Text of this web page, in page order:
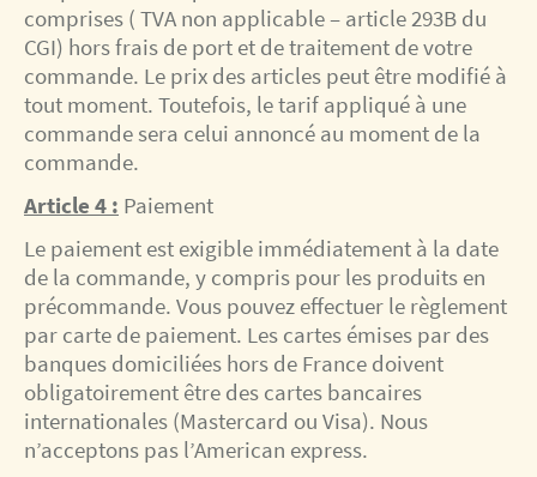
comprises ( TVA non applicable – article 293B du
CGI) hors frais de port et de traitement de votre
commande. Le prix des articles peut être modifié à
tout moment. Toutefois, le tarif appliqué à une
commande sera celui annoncé au moment de la
commande.
Article 4 : Paiement
Le paiement est exigible immédiatement à la date
de la commande, y compris pour les produits en
précommande. Vous pouvez effectuer le règlement
par carte de paiement. Les cartes émises par des
banques domiciliées hors de France doivent
obligatoirement être des cartes bancaires
internationales (Mastercard ou Visa). Nous
n’acceptons pas l’American express.